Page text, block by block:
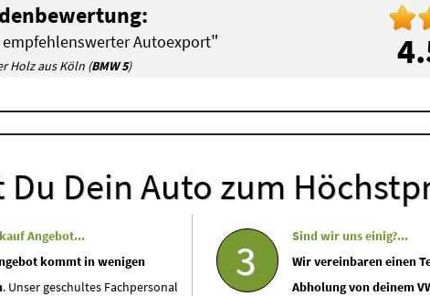
empfehlenswerter Autoexport"
Holz aus Köln (BMW 5)
Dein Auto zum
Angebot...
kommt in wenigen
. Unser geschultes Fachpersonal
3
Sind wir uns einig?...
Wir vereinbaren einen
Abholung von deinem